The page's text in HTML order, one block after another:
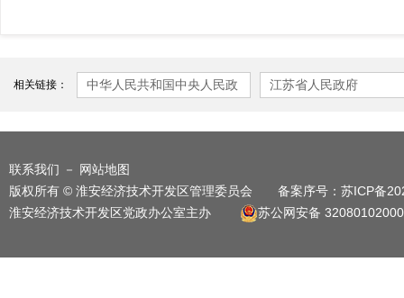
相关链接：
中华人民共和国中央人民政
江苏省人民政府
联系我们 －
网站地图
版权所有 © 淮安经济技术开发区管理委员会 备案序号： 苏ICP备
淮安经济技术开发区党政办公室主办
苏公网安备